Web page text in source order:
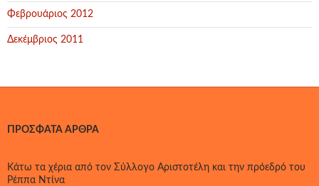
Φεβρουάριος 2012
Δεκέμβριος 2011
ΠΡΌΣΦΑΤΑ ΆΡΘΡΑ
Κάτω τα χέρια από τον Σύλλογο Αριστοτέλη και την πρόεδρό του
Ρέππα Ντίνα